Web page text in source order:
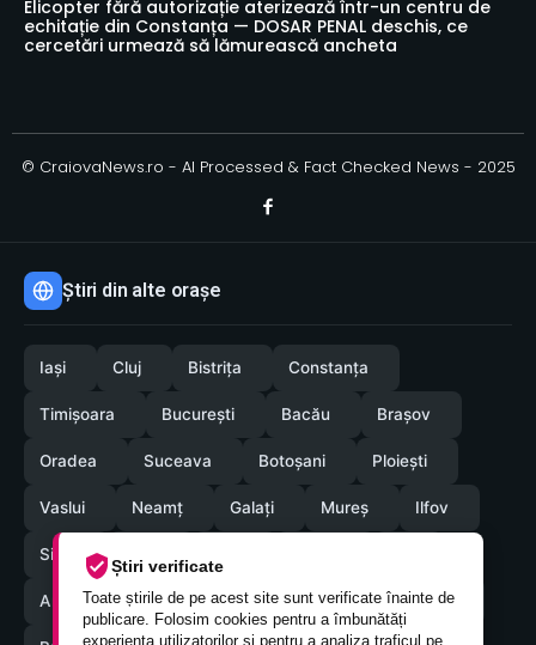
Știri verificate
Toate știrile de pe acest site sunt verificate înainte de
publicare. Folosim cookies pentru a îmbunătăți
experiența utilizatorilor și pentru a analiza traficul pe
Elicopter fără autorizație aterizează într-un centru de
echitație din Constanța — DOSAR PENAL deschis, ce
cercetări urmează să lămurească ancheta
© CraiovaNews.ro - AI Processed & Fact Checked News - 2025
Știri din alte orașe
Iași Cluj Bistrița Constanța
Timișoara București Bacău Brașov
Oradea Suceava Botoșani Ploiești
Vaslui Neamț Galați Mureș Ilfov
Sibiu
Arges Maramures Vrancea Satumare